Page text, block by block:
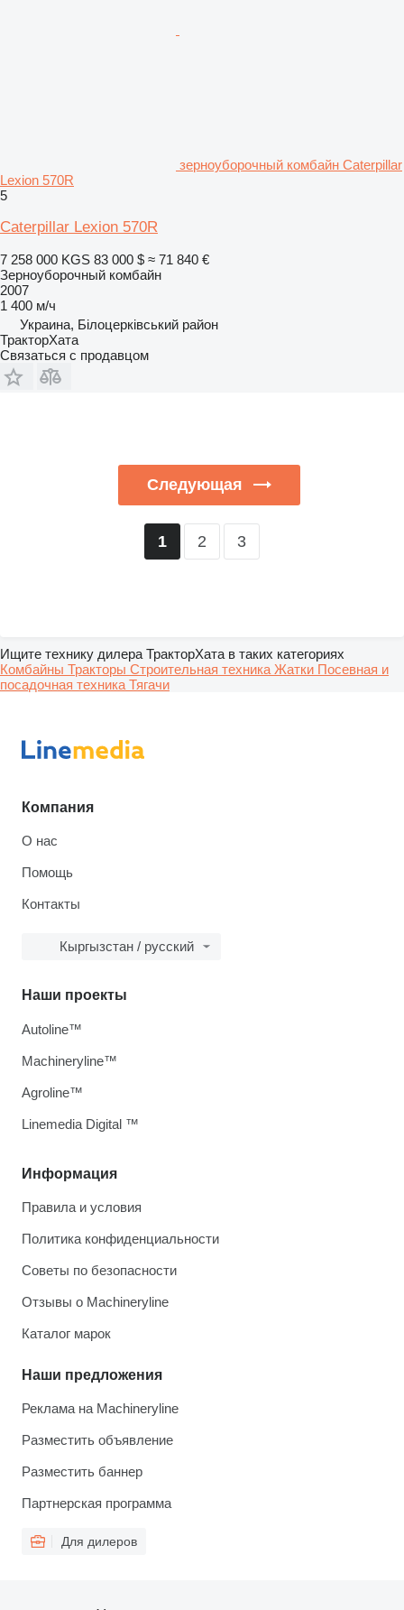
зерноуборочный комбайн Caterpillar
Lexion 570R
5
Caterpillar Lexion 570R
7 258 000 KGS 83 000 $ ≈ 71 840 €
Зерноуборочный комбайн
2007
1 400 м/ч
Украина, Білоцерківський район
ТракторХата
Связаться с продавцом
Следующая
1 2 3
Ищите технику дилера ТракторХата в таких категориях
Комбайны Тракторы Строительная техника Жатки Посевная и
посадочная техника Тягачи
Компания
О нас
Помощь
Контакты
Кыргызстан / русский
Информация
Правила и условия
Политика конфиденциальности
Советы по безопасности
Отзывы о Machineryline
Каталог марок
Наши предложения
Реклама на Machineryline
Разместить объявление
Разместить баннер
Партнерская программа
Для дилеров
Наши проекты
Autoline™
Machineryline™
Agroline™
Linemedia Digital ™